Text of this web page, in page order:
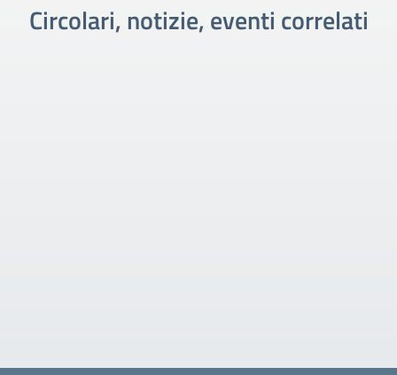
Circolari, notizie, eventi correlati